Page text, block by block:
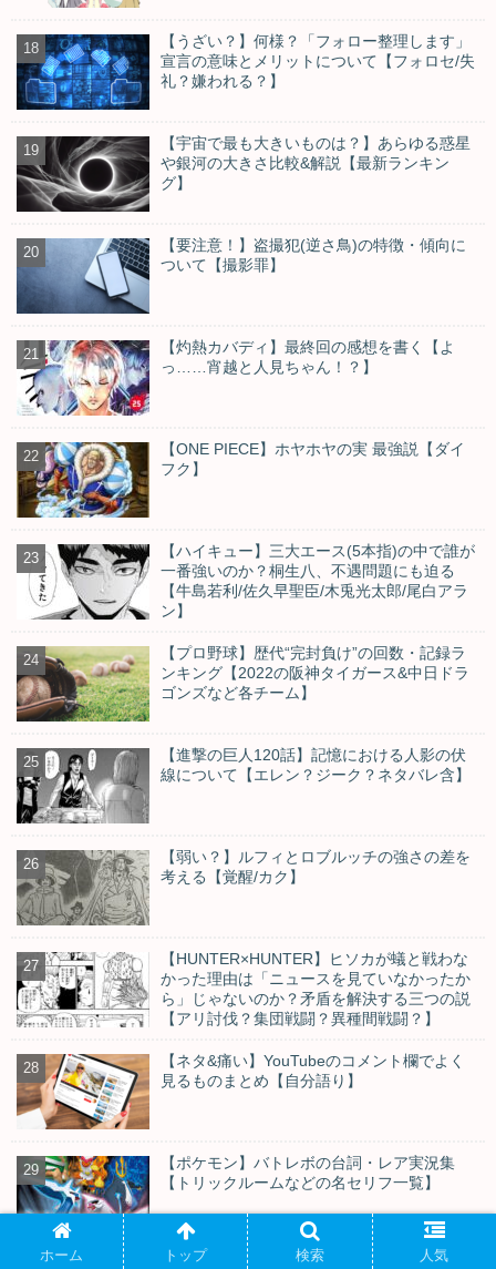
【うざい？】何様？「フォロー整理します」
宣言の意味とメリットについて【フォロセ/失
礼？嫌われる？】
【宇宙で最も大きいものは？】あらゆる惑星
や銀河の大きさ比較&解説【最新ランキン
グ】
【要注意！】盗撮犯(逆さ鳥)の特徴・傾向に
ついて【撮影罪】
【灼熱カバディ】最終回の感想を書く【よ
っ……宵越と人見ちゃん！？】
【ONE PIECE】ホヤホヤの実 最強説【ダイ
フク】
【ハイキュー】三大エース(5本指)の中で誰が
一番強いのか？桐生八、不遇問題にも迫る
【牛島若利/佐久早聖臣/木兎光太郎/尾白アラ
ン】
【プロ野球】歴代“完封負け”の回数・記録ラ
ンキング【2022の阪神タイガース&中日ドラ
ゴンズなど各チーム】
【進撃の巨人120話】記憶における人影の伏
線について【エレン？ジーク？ネタバレ含】
【弱い？】ルフィとロブルッチの強さの差を
考える【覚醒/カク】
【HUNTER×HUNTER】ヒソカが蟻と戦わな
かった理由は「ニュースを見ていなかったか
ら」じゃないのか？矛盾を解決する三つの説
【アリ討伐？集団戦闘？異種間戦闘？】
【ネタ&痛い】YouTubeのコメント欄でよく
見るものまとめ【自分語り】
【ポケモン】バトレボの台詞・レア実況集
【トリックルームなどの名セリフ一覧】
【神奈川から全国まで】スラムダンクのベス
ホーム トップ 検索 人気